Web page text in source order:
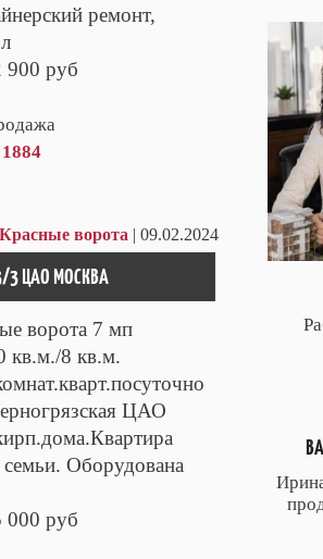
ремонт,
900 руб
ворота | 09.02.2024
3 ЦАО МОСКВА
ворота 7 мп
кв.м./8 кв.м.
ЦАО
Оборудована
000 руб